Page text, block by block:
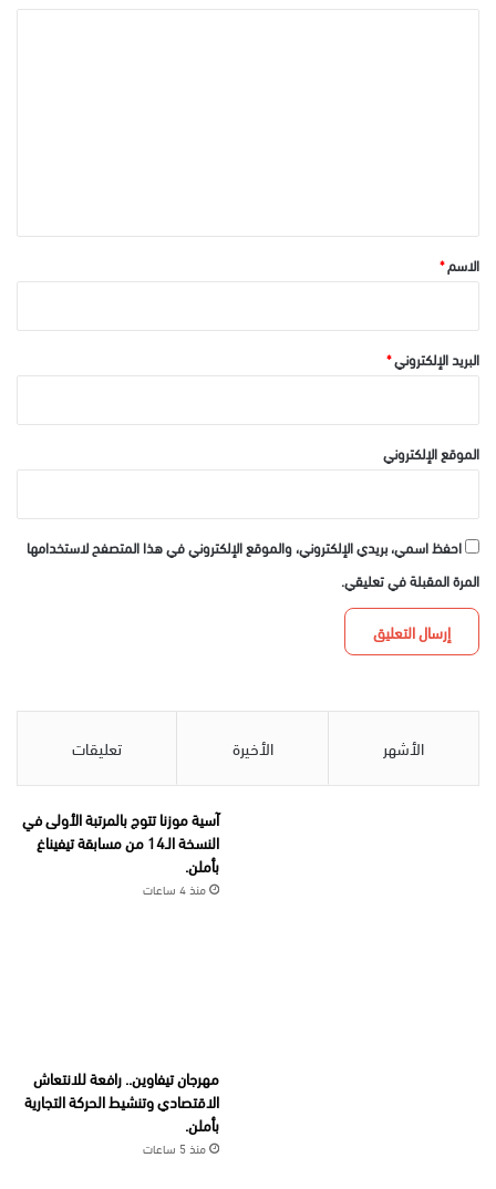
*الاسم*
البريد الإلكتروني*
الموقع الإلكتروني
احفظ اسمي، بريدي الإلكتروني، والموقع الإلكتروني في هذا المتصفح لاستخدامها
المرة المقبلة في تعليقي.
الأشهر الأخيرة تعليقات
آسية موزنا تتوج بالمرتبة الأولى في
النسخة الـ14 من مسابقة تيفيناغ
بأملن.
منذ 4 ساعات
مهرجان تيفاوين.. رافعة للانتعاش
الاقتصادي وتنشيط الحركة التجارية
بأملن.
منذ 5 ساعات